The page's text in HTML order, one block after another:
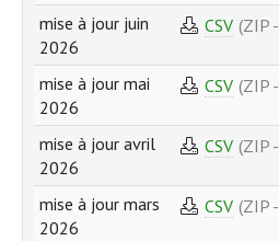
mise à jour juin
2026
CSV (ZIP
mise à jour mai
2026
CSV (ZIP
mise à jour avril
2026
CSV (ZIP
mise à jour mars
2026
CSV (ZIP